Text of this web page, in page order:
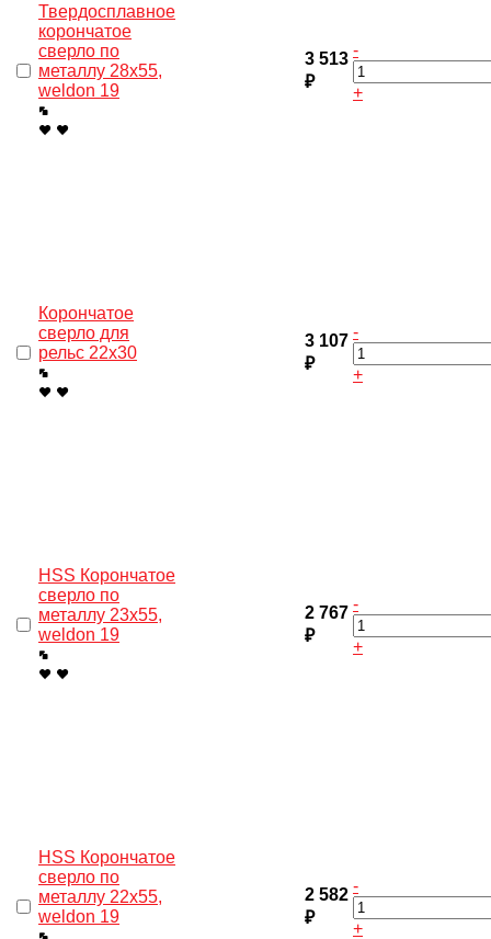
Твердосплавное
корончатое
сверло по
металлу 28x55,
weldon 19
3 513
₽
-
+
Корончатое
сверло для
рельс 22x30
3 107
₽
-
+
HSS Корончатое
сверло по
металлу 23x55,
weldon 19
2 767
₽
-
+
HSS Корончатое
сверло по
металлу 22x55,
weldon 19
2 582
₽
-
+